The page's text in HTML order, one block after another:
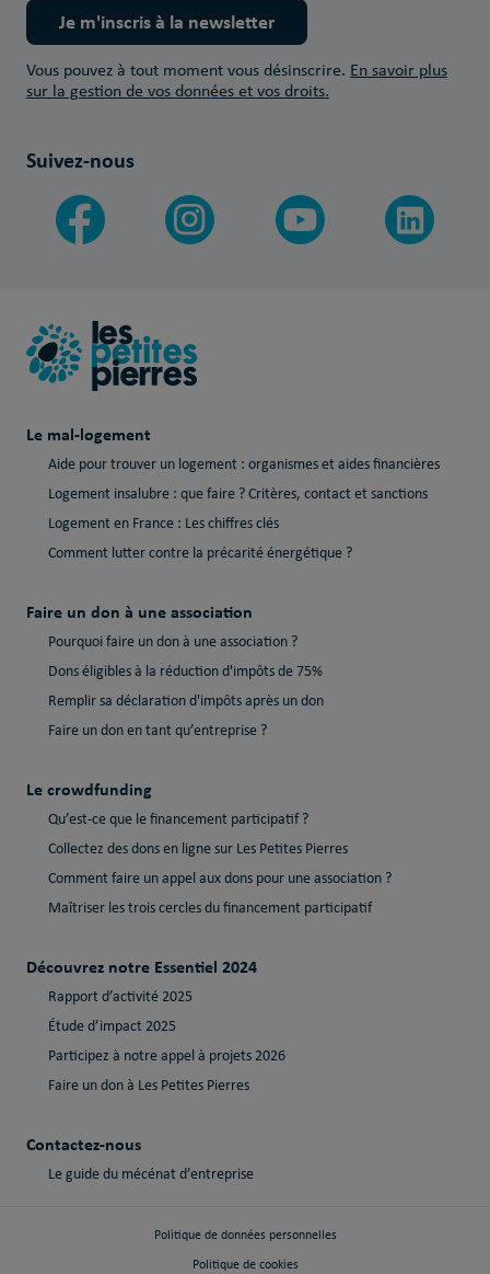
Je m'inscris à la newsletter
Vous pouvez à tout moment vous désinscrire. En savoir plus
sur la gestion de vos données et vos droits.
Suivez-nous
Le mal-logement
Aide pour trouver un logement : organismes et aides financières
Logement insalubre : que faire ? Critères, contact et sanctions
Logement en France : Les chiffres clés
Comment lutter contre la précarité énergétique ?
Faire un don à une association
Pourquoi faire un don à une association ?
Dons éligibles à la réduction d'impôts de 75%
Remplir sa déclaration d'impôts après un don
Faire un don en tant qu’entreprise ?
Le crowdfunding
Qu’est-ce que le financement participatif ?
Collectez des dons en ligne sur Les Petites Pierres
Comment faire un appel aux dons pour une association ?
Maîtriser les trois cercles du financement participatif
Découvrez notre Essentiel 2024
Rapport d’activité 2025
Étude d’impact 2025
Participez à notre appel à projets 2026
Faire un don à Les Petites Pierres
Contactez-nous
Le guide du mécénat d’entreprise
Politique de données personnelles
Politique de cookies